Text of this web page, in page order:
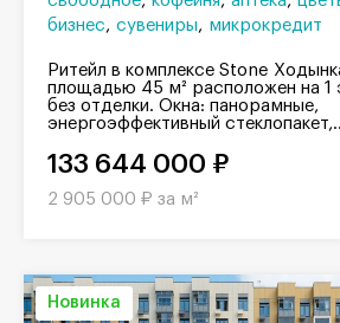
бизнес
сувениры микрокредит
Ритейл в комплексе Stone
площадью 45 м² расположен на 1
без отделки. Окна: панорамные,
энергоэффективный
133 644 000 ₽
2 905 000 ₽ за м²
Новинка